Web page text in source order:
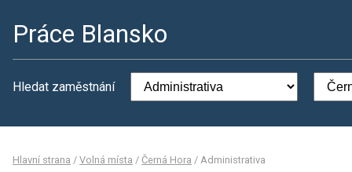
Práce Blansko
Hledat zaměstnání
Hlavní strana / Volná místa / Černá Hora / Administrativa